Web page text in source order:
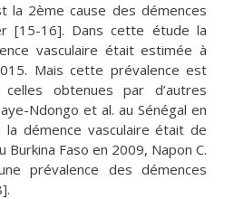
la 2ème cause des démences
[15-16]. Dans cette étude la
vasculaire était estimée à
Mais cette prévalence est
obtenues par d’autres
Ndongo et al. au Sénégal en
démence vasculaire était de
Burkina Faso en 2009, Napon C.
prévalence des démences